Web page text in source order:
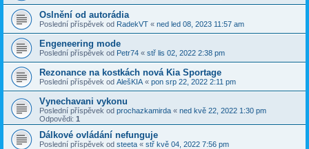
Oslnění od autorádia
Poslední příspěvek od RadekVT « ned led 08, 2023 11:57 am
Engeneering mode
Poslední příspěvek od Petr74 « stř lis 02, 2022 2:38 pm
Rezonance na kostkách nová Kia Sportage
Poslední příspěvek od AlešKIA « pon srp 22, 2022 2:11 pm
Vynechavani vykonu
Poslední příspěvek od prochazkamirda « ned kvě 22, 2022 1:30 pm
Odpovědi: 1
Dálkové ovládání nefunguje
Poslední příspěvek od steeta « stř kvě 04, 2022 7:56 pm